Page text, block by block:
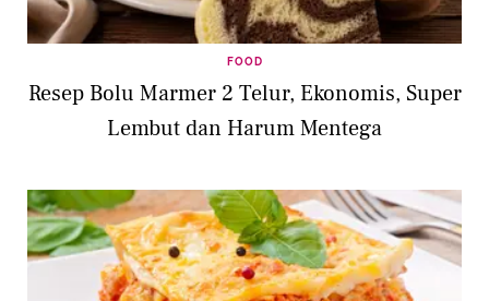
FOOD
Resep Bolu Marmer 2 Telur, Ekonomis, Super
Lembut dan Harum Mentega